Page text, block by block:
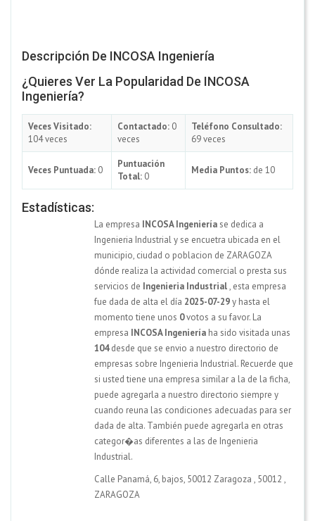
Descripción De INCOSA Ingeniería
¿Quieres Ver La Popularidad De INCOSA
Ingeniería?
Veces Visitado:
104 veces
Contactado: 0
veces
Teléfono Consultado:
69 veces
Veces Puntuada: 0
Puntuación
Total: 0
Media Puntos: de 10
Estadísticas:
La empresa INCOSA Ingenieríase dedica a
Ingenieria Industrial y se encuetra ubicada en el
municipio, ciudad o poblacion de ZARAGOZA
dónde realiza la actividad comercial o presta sus
servicios de Ingenieria Industrial, esta empresa
fue dada de alta el día 2025-07-29y hasta el
momento tiene unos 0votos a su favor. La
empresa INCOSA Ingeniería ha sido visitada unas
104desde que se envio a nuestro directorio de
empresas sobre Ingenieria Industrial. Recuerde que
si usted tiene una empresa similar a la de la ficha,
puede agregarla a nuestro directorio siempre y
cuando reuna las condiciones adecuadas para ser
dada de alta. También puede agregarla en otras
categor�as diferentes a las de Ingenieria
Industrial.
Calle Panamá, 6, bajos, 50012 Zaragoza , 50012 ,
ZARAGOZA